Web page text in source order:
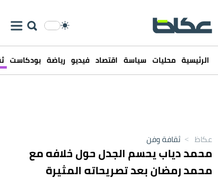
الرئيسية محليات سياسة اقتصاد فيديو رياضة بودكاست
عكاظ > ثقافة وفن
محمد دياب يحسم الجدل حول خلافه مع
محمد رمضان بعد تصريحاته المثيرة